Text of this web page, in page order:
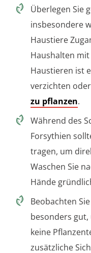
Überlegen Sie
insbesondere
Haustiere
Haushalten
Haustieren ist
verzichten
zu pflanzen.
Während des
Forsythien
tragen, um
Waschen Sie
Hände
Beobachten
besonders
keine
zusätzliche